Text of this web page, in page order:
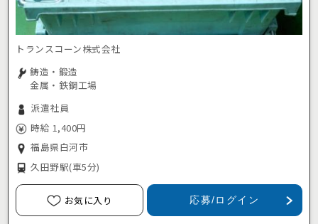
トランスコーン株式会社
鋳造・鍛造
金属・鉄鋼工場
派遣社員
時給 1,400円
福島県白河市
久田野駅(車5分)
お気に入り 応募/ログイン